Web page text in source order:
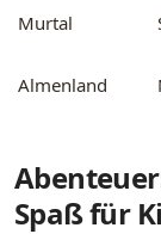
Murtal
Almenland
Spaß für